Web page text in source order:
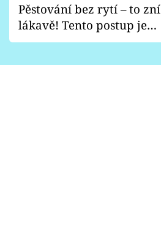
Pěstování bez rytí – to zní
lákavě! Tento postup je
vhodný jen pro některé